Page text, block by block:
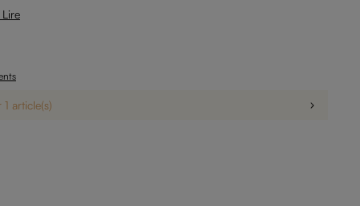
article(s)